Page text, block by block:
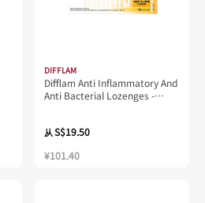
DIFFLAM
Difflam Anti Inflammatory And
Anti Bacterial Lozenges -
从S$19.50
¥101.40